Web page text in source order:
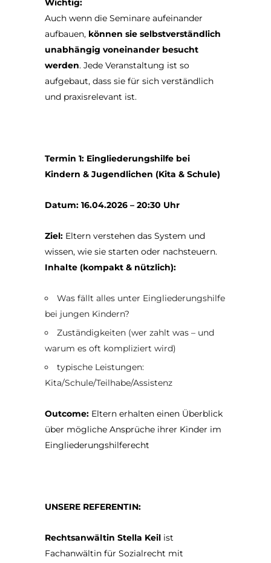
Wichtig:
Auch wenn die Seminare aufeinander
aufbauen, können sie selbstverständlich
unabhängig voneinander besucht
werden. Jede Veranstaltung ist so
aufgebaut, dass sie für sich verständlich
und praxisrelevant ist.
Termin 1: Eingliederungshilfe bei
Kindern & Jugendlichen (Kita & Schule)
Datum: 16.04.2026 – 20:30 Uhr
Ziel: Eltern verstehen das System und
wissen, wie sie starten oder nachsteuern.
Inhalte (kompakt & nützlich):
Was fällt alles unter Eingliederungshilfe
bei jungen Kindern?
Zuständigkeiten (wer zahlt was – und
warum es oft kompliziert wird)
typische Leistungen:
Kita/Schule/Teilhabe/Assistenz
Outcome: Eltern erhalten einen Überblick
über mögliche Ansprüche ihrer Kinder im
Eingliederungshilferecht
UNSERE REFERENTIN:
Rechtsanwältin Stella Keil ist
Fachanwältin für Sozialrecht mit